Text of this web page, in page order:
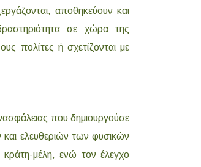
αποθηκεύουν και
σε χώρα της
πολίτες ή σχετίζονται με
που δημιουργούσε
ελευθεριών των φυσικών
μέλη, ενώ τον έλεγχο